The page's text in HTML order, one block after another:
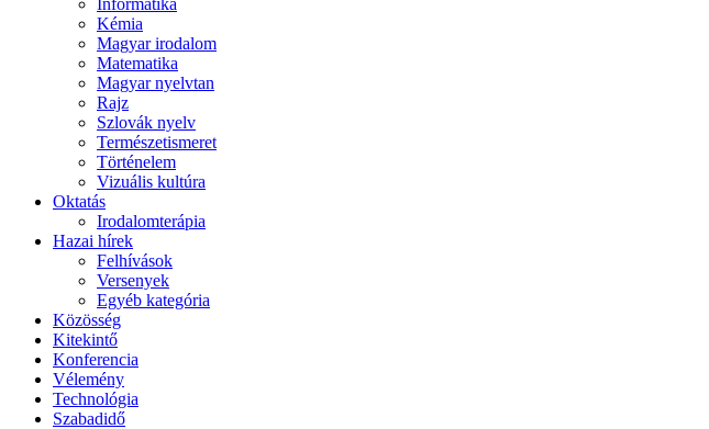
Informatika
Kémia
Magyar irodalom
Matematika
Magyar nyelvtan
Rajz
Szlovák nyelv
Természetismeret
Történelem
Vizuális kultúra
Oktatás
Irodalomterápia
Hazai hírek
Felhívások
Versenyek
Egyéb kategória
Közösség
Kitekintő
Konferencia
Vélemény
Technológia
Szabadidő